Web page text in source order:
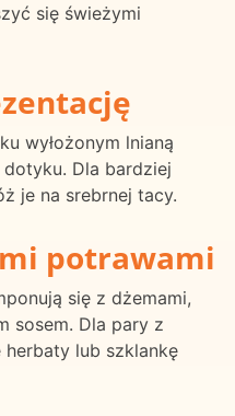
się świeżymi
wyłożonym lnianą
Dla bardziej
je na srebrnej tacy.
potrawami
się z dżemami,
sosem. Dla pary z
lub szklankę